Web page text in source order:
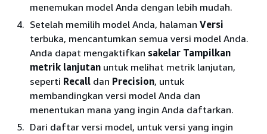
menemukan model Anda dengan lebih mudah.
Setelah memilih model Anda, halaman Versi
terbuka, mencantumkan semua versi model Anda.
Anda dapat mengaktifkan sakelar Tampilkan
metrik lanjutan untuk melihat metrik lanjutan,
seperti Recall dan Precision, untuk
membandingkan versi model Anda dan
menentukan mana yang ingin Anda daftarkan.
Dari daftar versi model, untuk versi yang ingin